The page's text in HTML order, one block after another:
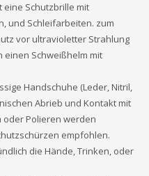
eine Schutzbrille mit
und Schleifarbeiten. zum
vor ultravioletter Strahlung
Schweißhelm mit
Handschuhe (Leder, Nitril,
Abrieb und Kontakt mit
oder Polieren werden
empfohlen.
die Hände, Trinken, oder